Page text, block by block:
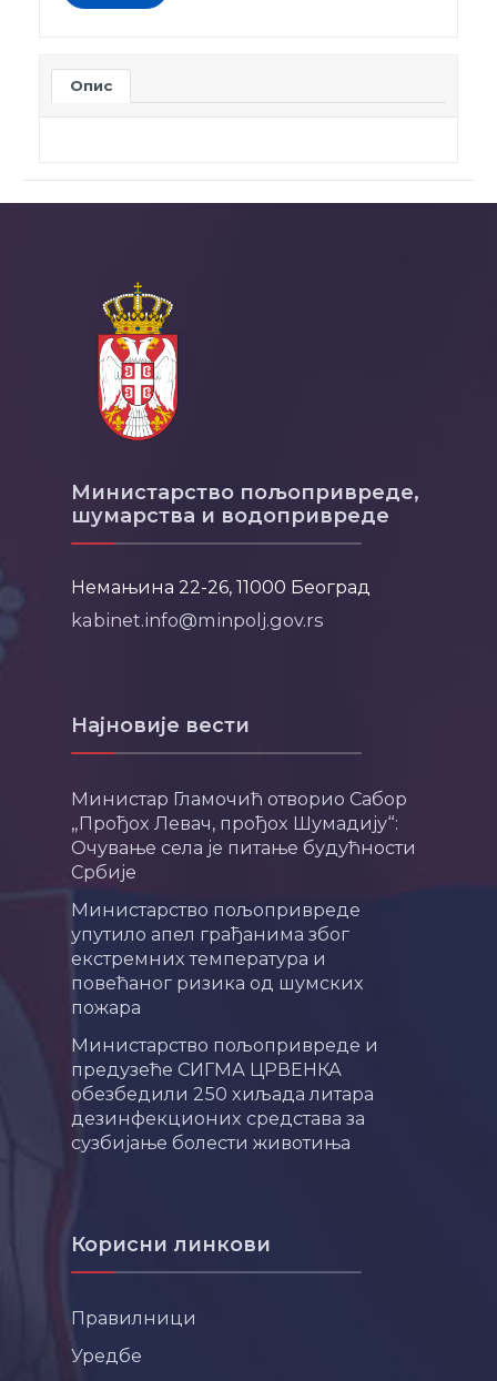
Опис
Министарство пољопривреде,
шумарства и водопривреде
Немањина 22-26, 11000 Београд
kabinet.info@minpolj.gov.rs
Најновије вести
Министар Гламочић отворио Сабор
„Прођох Левач, прођох Шумадију“:
Очување села је питање будућности
Србије
Министарство пољопривреде
упутило апел грађанима због
екстремних температура и
повећаног ризика од шумских
пожара
Министарство пољопривреде и
предузеће СИГМА ЦРВЕНКА
обезбедили 250 хиљада литара
дезинфекционих средстава за
сузбијање болести животиња
Корисни линкови
Правилници
Уредбе